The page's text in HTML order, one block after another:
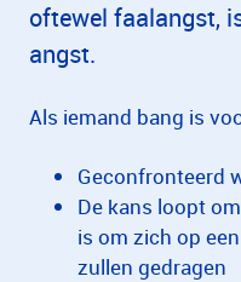
oftewel faalangst,
angst.
Als iemand bang is
Geconfronteerd
De kans loopt
is om zich op
zullen gedragen